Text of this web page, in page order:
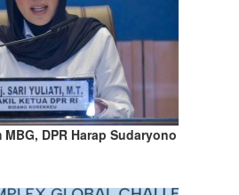
DPR Harap Sudaryono